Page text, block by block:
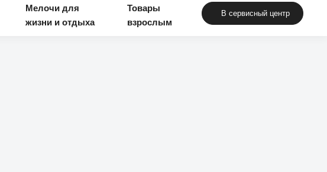
Мелочи для
жизни и отдыха
Товары
взрослым
В сервисный центр